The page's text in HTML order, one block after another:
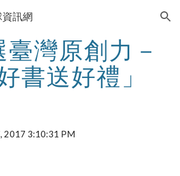
Skip to navigation
訊網
臺灣原創力－
書送好禮」
2017 3:10:31 PM